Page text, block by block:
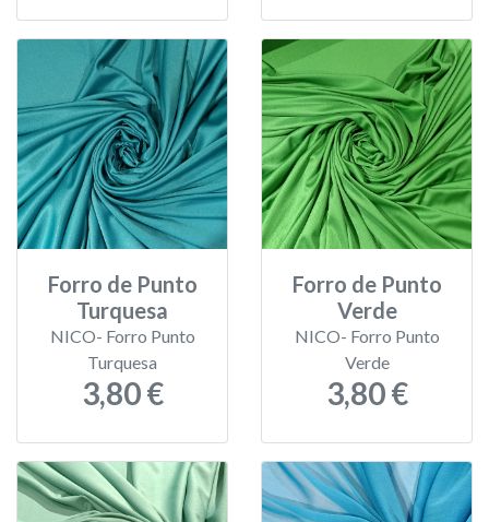
Forro de Punto
Turquesa
NICO- Forro Punto
Turquesa
3,80 €
Forro de Punto
Verde
NICO- Forro Punto
Verde
3,80 €